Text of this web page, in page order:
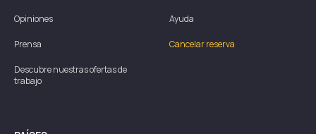
Opiniones
Prensa
Descubre nuestras ofertas de
trabajo
Ayuda
Cancelar reserva